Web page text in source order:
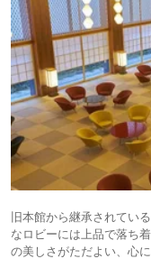
旧本館から継承されてい
なロビーには上品で落ち
の美しさがただよい、心